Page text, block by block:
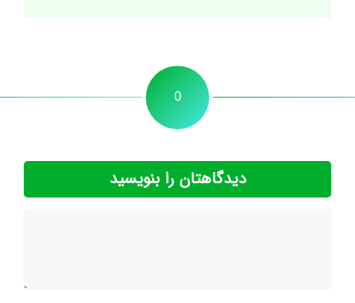
0
دیدگاهتان را بنویسید